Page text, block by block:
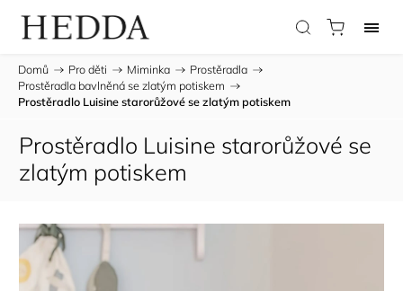
Domů / Pro děti / Miminka / Prostěradla /
Prostěradla bavlněná se zlatým potiskem /
Prostěradlo Luisine starorůžové se zlatým potiskem
Prostěradlo Luisine starorůžové se
zlatým potiskem